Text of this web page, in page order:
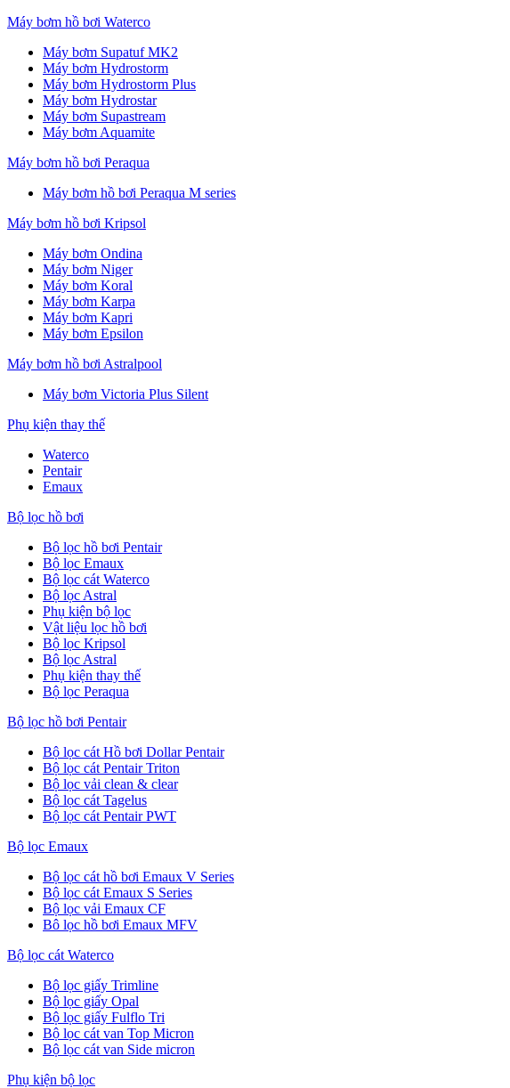
Máy bơm hồ bơi Waterco
Máy bơm Supatuf MK2
Máy bơm Hydrostorm
Máy bơm Hydrostorm Plus
Máy bơm Hydrostar
Máy bơm Supastream
Máy bơm Aquamite
Máy bơm hồ bơi Peraqua
Máy bơm hồ bơi Peraqua M series
Máy bơm hồ bơi Kripsol
Máy bơm Ondina
Máy bơm Niger
Máy bơm Koral
Máy bơm Karpa
Máy bơm Kapri
Máy bơm Epsilon
Máy bơm hồ bơi Astralpool
Máy bơm Victoria Plus Silent
Phụ kiện thay thế
Waterco
Pentair
Emaux
Bộ lọc hồ bơi
Bộ lọc hồ bơi Pentair
Bộ lọc Emaux
Bộ lọc cát Waterco
Bộ lọc Astral
Phụ kiện bộ lọc
Vật liệu lọc hồ bơi
Bộ lọc Kripsol
Bộ lọc Astral
Phụ kiện thay thế
Bộ lọc Peraqua
Bộ lọc hồ bơi Pentair
Bộ lọc cát Hồ bơi Dollar Pentair
Bộ lọc cát Pentair Triton
Bộ lọc vải clean & clear
Bộ lọc cát Tagelus
Bộ lọc cát Pentair PWT
Bộ lọc Emaux
Bộ lọc cát hồ bơi Emaux V Series
Bộ lọc cát Emaux S Series
Bộ lọc vải Emaux CF
Bô lọc hồ bơi Emaux MFV
Bộ lọc cát Waterco
Bộ lọc giấy Trimline
Bộ lọc giấy Opal
Bộ lọc giấy Fulflo Tri
Bộ lọc cát van Top Micron
Bộ lọc cát van Side micron
Phụ kiện bộ lọc